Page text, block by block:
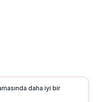
daha iyi bir